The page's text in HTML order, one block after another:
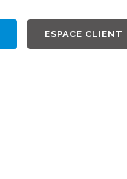
ESPACE CLIENT